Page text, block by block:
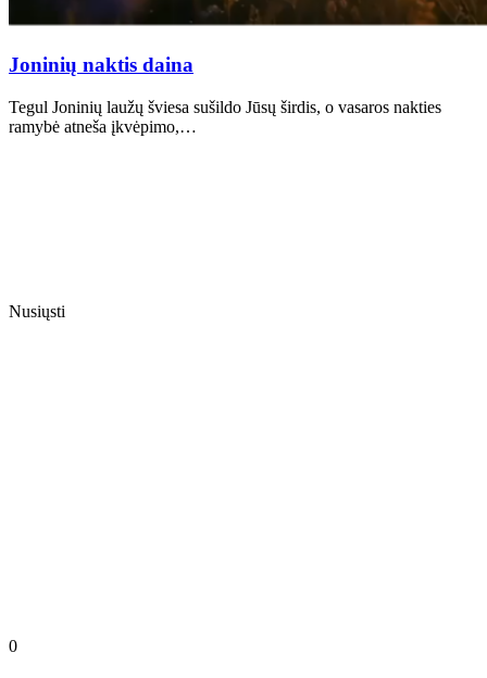
Joninių naktis daina
Tegul Joninių laužų šviesa sušildo Jūsų širdis, o vasaros nakties
ramybė atneša įkvėpimo,…
Nusiųsti
0